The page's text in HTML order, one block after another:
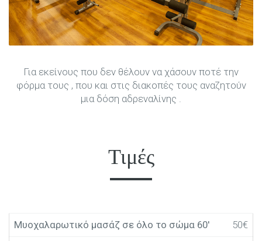
Για εκείνους που δεν θέλουν να χάσουν ποτέ την
φόρμα τους , που και στις διακοπές τους αναζητούν
μια δόση αδρεναλίνης .
Τιμές
Μυοχαλαρωτικό μασάζ σε όλο το σώμα 60′
50€